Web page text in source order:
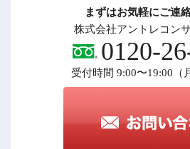
まずはお気軽にご連
株式会社アントレコン
0120-
受付時間 9:00〜19:00（